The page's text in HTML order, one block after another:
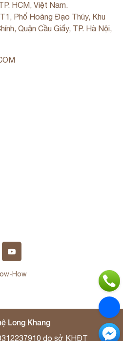
HCM, Việt Nam.
Phố Hoàng Đạo Thúy, Khu
Quận Cầu Giấy, TP. Hà Nội,
How
Long Khang
do sở KHĐT